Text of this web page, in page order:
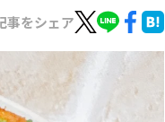
事をシェア